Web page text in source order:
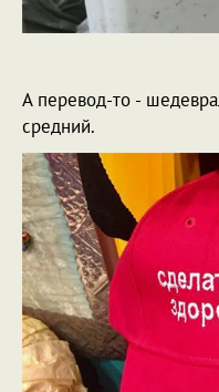
А перевод-то -
средний.